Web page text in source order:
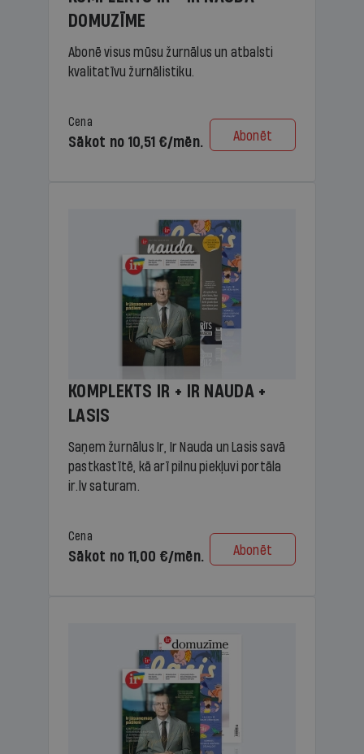
DOMUZĪME
Abonē visus mūsu žurnālus un atbalsti
kvalitatīvu žurnālistiku.
Cena
Sākot no 10,51 €/mēn. Abonēt
KOMPLEKTS IR + IR NAUDA +
LASIS
Saņem žurnālus Ir, Ir Nauda un Lasis savā
pastkastītē, kā arī pilnu piekļuvi portāla
ir.lv saturam.
Cena
Sākot no 11,00 €/mēn. Abonēt